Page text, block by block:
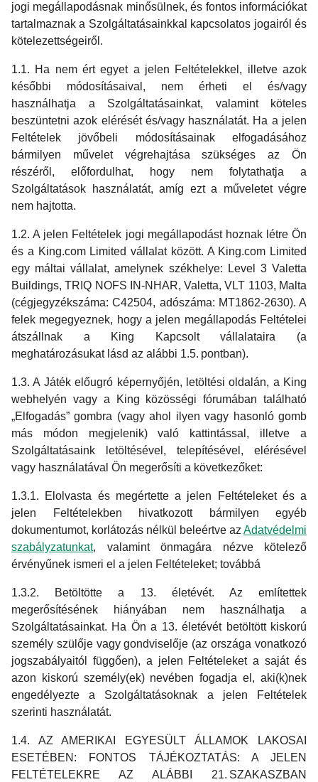
jogi megállapodásnak minősülnek, és fontos információkat
tartalmaznak a Szolgáltatásainkkal kapcsolatos jogairól és
kötelezettségeiről.
1.1. Ha nem ért egyet a jelen Feltételekkel, illetve azok
későbbi módosításaival, nem érheti el és/vagy
használhatja a Szolgáltatásainkat, valamint köteles
beszüntetni azok elérését és/vagy használatát. Ha a jelen
Feltételek jövőbeli módosításainak elfogadásához
bármilyen művelet végrehajtása szükséges az Ön
részéről, előfordulhat, hogy nem folytathatja a
Szolgáltatások használatát, amíg ezt a műveletet végre
nem hajtotta.
1.2. A jelen Feltételek jogi megállapodást hoznak létre Ön
és a King.com Limited vállalat között. A King.com Limited
egy máltai vállalat, amelynek székhelye: Level 3 Valetta
Buildings, TRIQ NOFS IN-NHAR, Valetta, VLT 1103, Malta
(cégjegyzékszáma: C42504, adószáma: MT1862-2630). A
felek megegyeznek, hogy a jelen megállapodás Feltételei
átszállnak a King Kapcsolt vállalataira (a
meghatározásukat lásd az alábbi 1.5. pontban).
1.3. A Játék előugró képernyőjén, letöltési oldalán, a King
webhelyén vagy a King közösségi fórumában található
„Elfogadás” gombra (vagy ahol ilyen vagy hasonló gomb
más módon megjelenik) való kattintással, illetve a
Szolgáltatásaink letöltésével, telepítésével, elérésével
vagy használatával Ön megerősíti a következőket:
1.3.1. Elolvasta és megértette a jelen Feltételeket és a
jelen Feltételekben hivatkozott bármilyen egyéb
dokumentumot, korlátozás nélkül beleértve az Adatvédelmi
szabályzatunkat, valamint önmagára nézve kötelező
érvényűnek ismeri el a jelen Feltételeket; továbbá
1.3.2. Betöltötte a 13. életévét. Az említettek
megerősítésének hiányában nem használhatja a
Szolgáltatásainkat. Ha Ön a 13. életévét betöltött kiskorú
személy szülője vagy gondviselője (az országa vonatkozó
jogszabályaitól függően), a jelen Feltételeket a saját és
azon kiskorú személy(ek) nevében fogadja el, aki(k)nek
engedélyezte a Szolgáltatásoknak a jelen Feltételek
szerinti használatát.
1.4. AZ AMERIKAI EGYESÜLT ÁLLAMOK LAKOSAI
ESETÉBEN: FONTOS TÁJÉKOZTATÁS: A JELEN
FELTÉTELEKRE AZ ALÁBBI 21. SZAKASZBAN